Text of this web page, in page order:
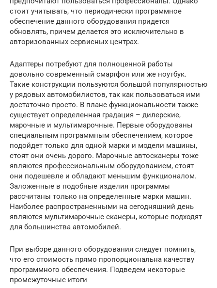
стоит учитывать, что периодически программное
обеспечение данного оборудования придется
обновлять, причем делается это исключительно в
авторизованных сервисных центрах.
Адаптеры потребуют для полноценной работы
довольно современный смартфон или же ноутбук.
Такие конструкции пользуются большой популярностью
у рядовых автомобилистов, так как пользоваться ими
достаточно просто. В плане функциональности также
существует определенная градация – дилерские,
марочные и мультимарочные. Первые оборудованы
специальным программным обеспечением, которое
подойдет только для одной марки и модели машины,
стоят они очень дорого. Марочные автосканеры тоже
являются профессиональным оборудованием, стоят
они подешевле и обладают меньшим функционалом.
Заложенные в подобные изделия программы
рассчитаны только на определенные марки машин.
Наиболее распространенными на сегодняшний день
являются мультимарочные сканеры, которые подходят
для большинства автомобилей.
При выборе данного оборудования следует помнить,
что его стоимость прямо пропорциональна качеству
программного обеспечения. Подведем некоторые
промежуточные итоги